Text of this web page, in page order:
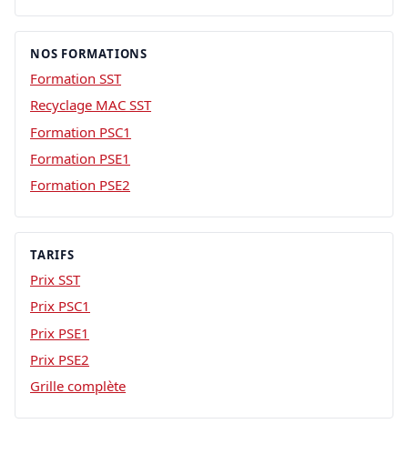
NOS FORMATIONS
Formation SST
Recyclage MAC SST
Formation PSC1
Formation PSE1
Formation PSE2
TARIFS
Prix SST
Prix PSC1
Prix PSE1
Prix PSE2
Grille complète